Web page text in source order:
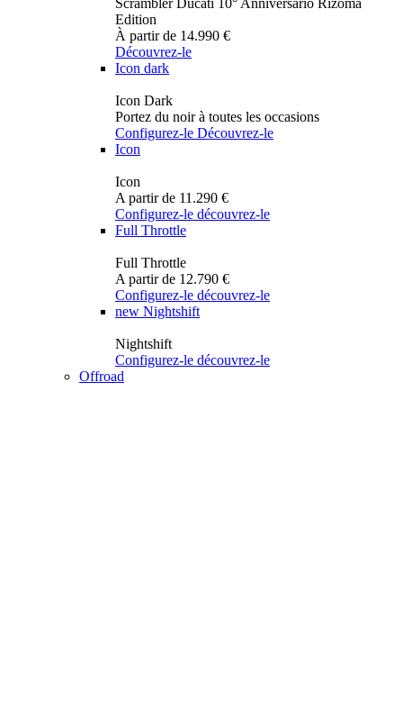
Scrambler Ducati 10° Anniversario Rizoma
Edition
À partir de 14.990 €
Découvrez-le
Icon dark
Icon Dark
Portez du noir à toutes les occasions
Configurez-le Découvrez-le
Icon
Icon
A partir de 11.290 €
Configurez-le découvrez-le
Full Throttle
Full Throttle
A partir de 12.790 €
Configurez-le découvrez-le
new Nightshift
Nightshift
Configurez-le découvrez-le
Offroad